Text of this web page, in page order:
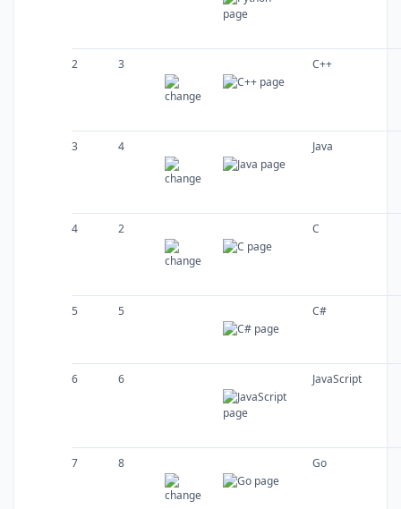
2 3 C++
3 4 Java
4 2 C
5 5 C#
6 6 JavaScript
7 8 Go